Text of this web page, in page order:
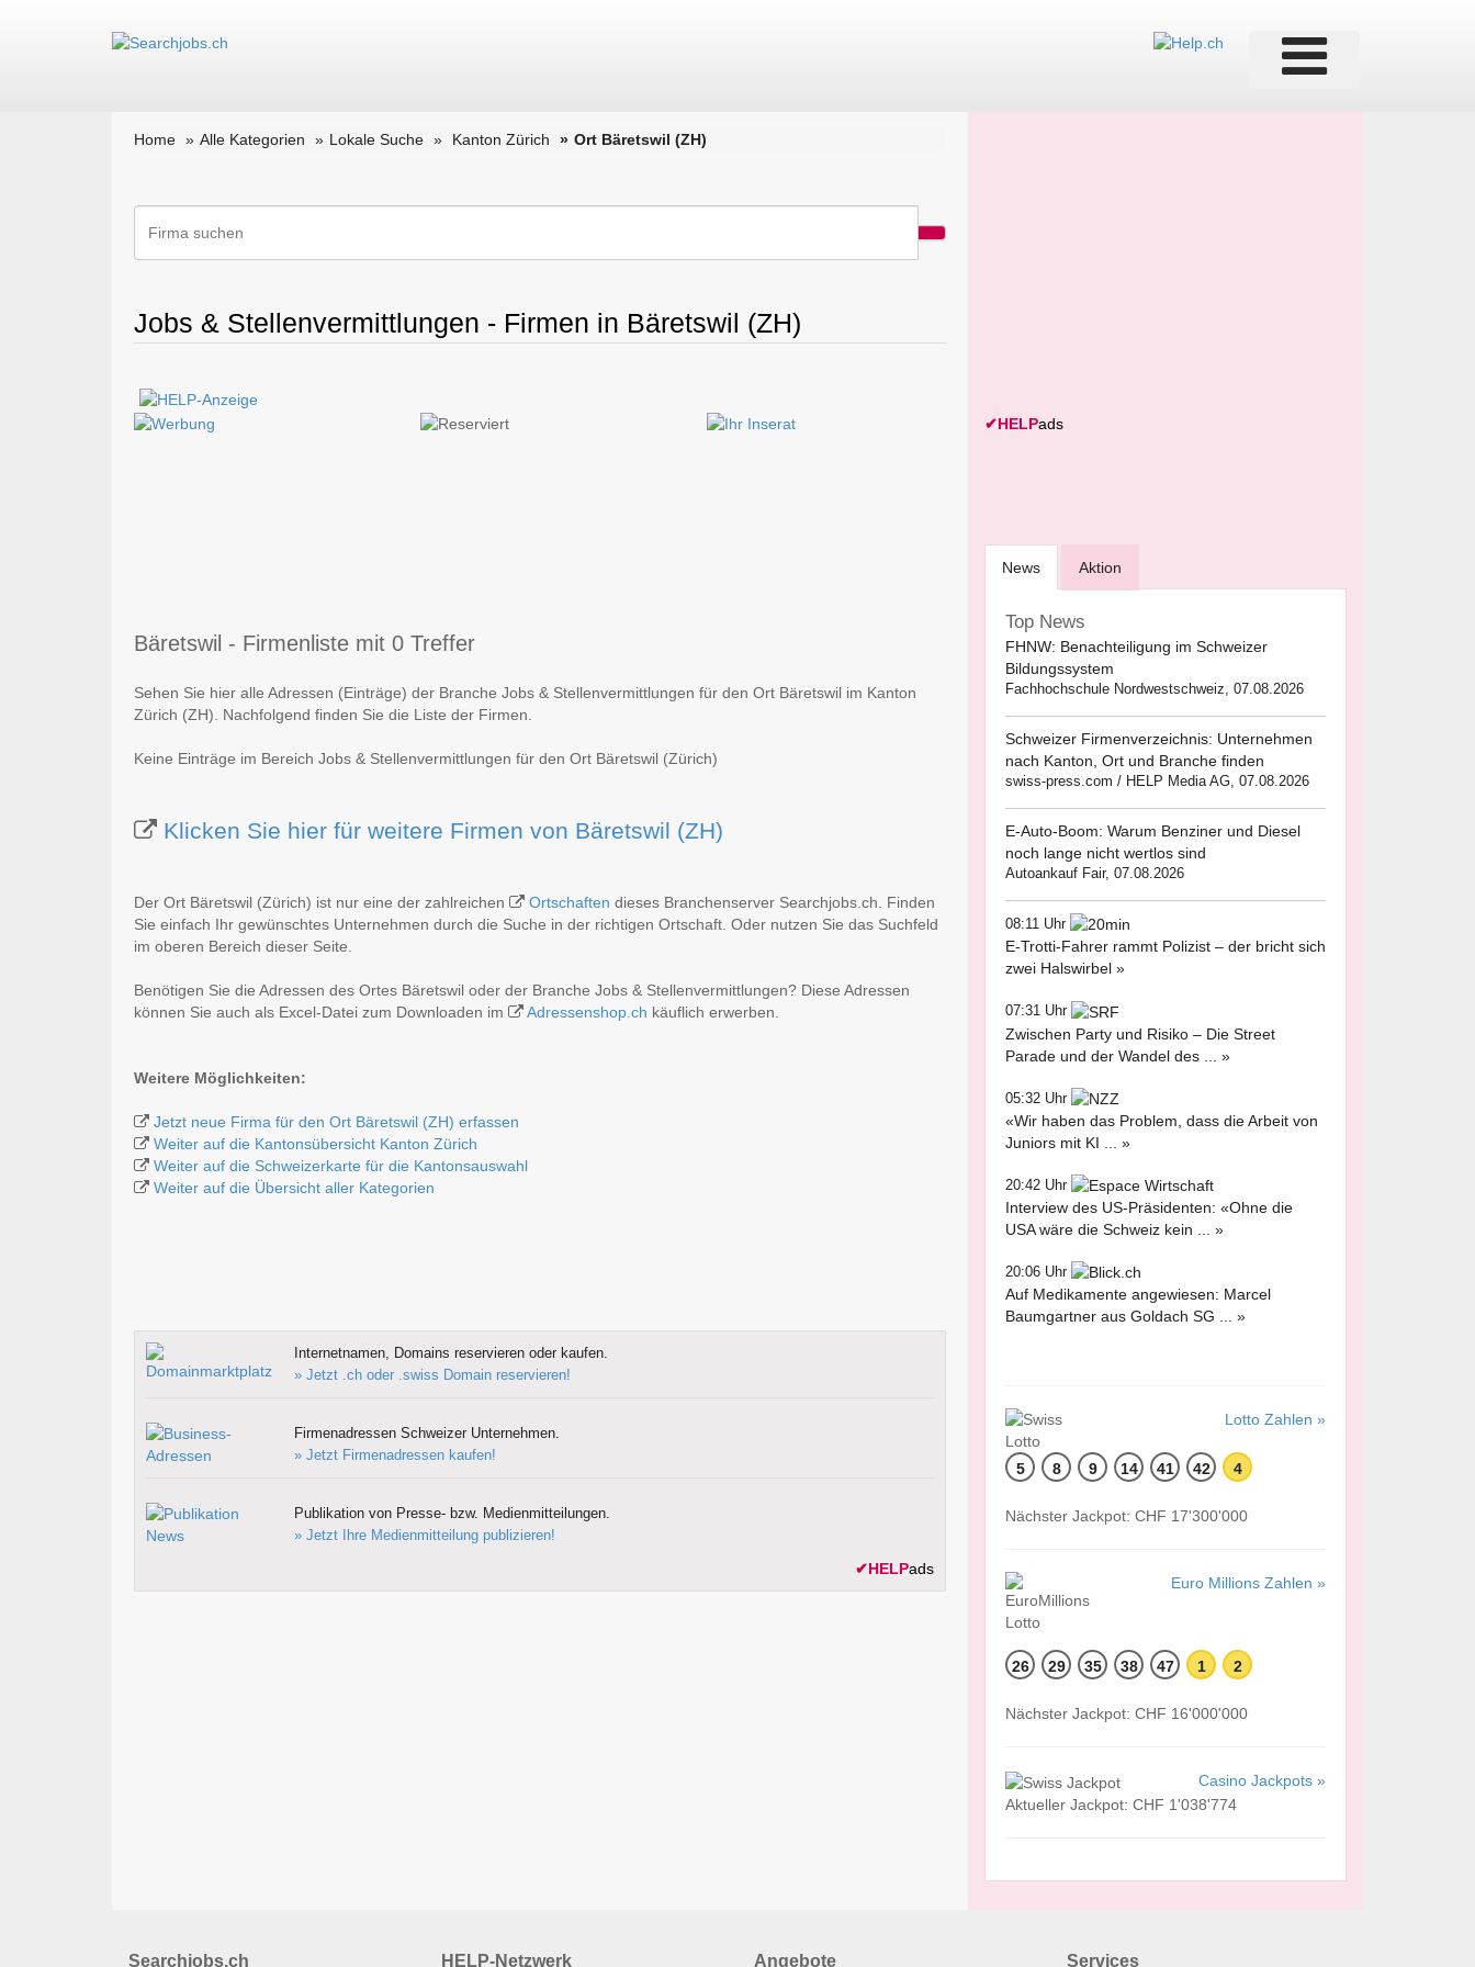
Home Alle Kategorien Lokale Suche Kanton Zürich Ort Bäretswil (ZH)
Jobs & Stellenvermittlungen - Firmen in Bäretswil (ZH)
Bäretswil - Firmenliste mit 0 Treffer
Sehen Sie hier alle Adressen (Einträge) der Branche Jobs & Stellenvermittlungen für den Ort Bäretswil im Kanton
Zürich (ZH). Nachfolgend finden Sie die Liste der Firmen.
Keine Einträge im Bereich Jobs & Stellenvermittlungen für den Ort Bäretswil (Zürich)
Klicken Sie hier für weitere Firmen von Bäretswil (ZH)
Der Ort Bäretswil (Zürich) ist nur eine der zahlreichen Ortschaften dieses Branchenserver Searchjobs.ch. Finden
Sie einfach Ihr gewünschtes Unternehmen durch die Suche in der richtigen Ortschaft. Oder nutzen Sie das Suchfeld
im oberen Bereich dieser Seite.
Benötigen Sie die Adressen des Ortes Bäretswil oder der Branche Jobs & Stellenvermittlungen? Diese Adressen
können Sie auch als Excel-Datei zum Downloaden im
Adressenshop.ch käuflich erwerben.
Weitere Möglichkeiten:
Jetzt neue Firma für den Ort Bäretswil (ZH) erfassen
Weiter auf die Kantonsübersicht Kanton Zürich
Weiter auf die Schweizerkarte für die Kantonsauswahl
Weiter auf die Übersicht aller Kategorien
Internetnamen, Domains reservieren oder kaufen.
» Jetzt .ch oder .swiss Domain reservieren!
Firmenadressen Schweizer Unternehmen.
» Jetzt Firmenadressen kaufen!
Publikation von Presse- bzw. Medienmitteilungen.
» Jetzt Ihre Medienmitteilung publizieren!
✔HELPads
✔HELPads
News Aktion
Top News
FHNW: Benachteiligung im Schweizer
Bildungssystem
Fachhochschule Nordwestschweiz, 07.08.2026
Schweizer Firmenverzeichnis: Unternehmen
nach Kanton, Ort und Branche finden
swiss-press.com / HELP Media AG, 07.08.2026
E-Auto-Boom: Warum Benziner und Diesel
noch lange nicht wertlos sind
Autoankauf Fair, 07.08.2026
08:11 Uhr
E-Trotti-Fahrer rammt Polizist – der bricht sich
zwei Halswirbel »
07:31 Uhr
Zwischen Party und Risiko – Die Street
Parade und der Wandel des ... »
05:32 Uhr
«Wir haben das Problem, dass die Arbeit von
Juniors mit KI ... »
20:42 Uhr
Interview des US-Präsidenten: «Ohne die
USA wäre die Schweiz kein ... »
20:06 Uhr
Auf Medikamente angewiesen: Marcel
Baumgartner aus Goldach SG ... »
Lotto Zahlen »
5 8 9 14 41 42 4
Nächster Jackpot: CHF 17'300'000
Euro Millions Zahlen »
26 29 35 38 47 1 2
Nächster Jackpot: CHF 16'000'000
Casino Jackpots »
Aktueller Jackpot: CHF 1'038'774
Searchjobs.ch HELP-Netzwerk Angebote Services